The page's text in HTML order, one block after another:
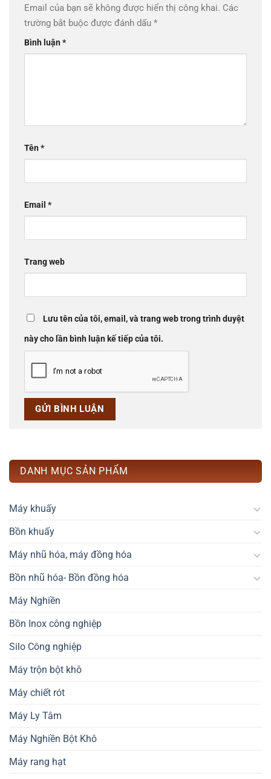
Email của bạn sẽ không được hiển thị công khai. Các
trường bắt buộc được đánh dấu *
Bình luận*
Tên*
Email *
Trang web
Lưu tên của tôi, email, và trang web trong trình duyệt
này cho lần bình luận kế tiếp của tôi.
DANH MỤC SẢN PHẨM
Máy khuấy
Bồn khuấy
Máy nhũ hóa, máy đồng hóa
Bồn nhũ hóa- Bồn đồng hóa
Máy Nghiền
Bồn Inox công nghiệp
Silo Công nghiệp
Máy trộn bột khô
Máy chiết rót
Máy Ly Tâm
Máy Nghiền Bột Khô
Máy rang hạt